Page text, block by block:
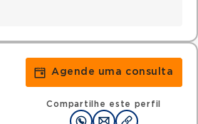
Agende uma consulta
Compartilhe este perfil